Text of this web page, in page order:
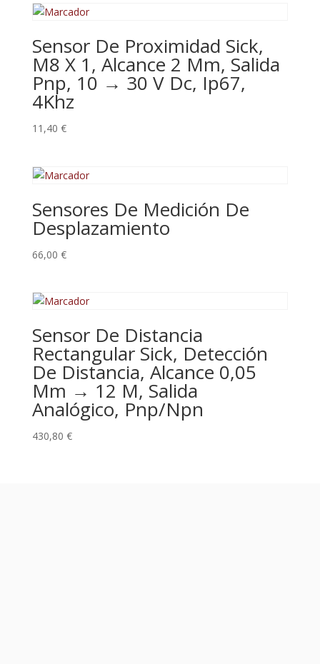
Sensor De Proximidad Sick,
M8 X 1, Alcance 2 Mm, Salida
Pnp, 10 → 30 V Dc, Ip67,
4Khz
11,40 €
Sensores De Medición De
Desplazamiento
66,00 €
Sensor De Distancia
Rectangular Sick, Detección
De Distancia, Alcance 0,05
Mm → 12 M, Salida
Analógico, Pnp/Npn
430,80 €